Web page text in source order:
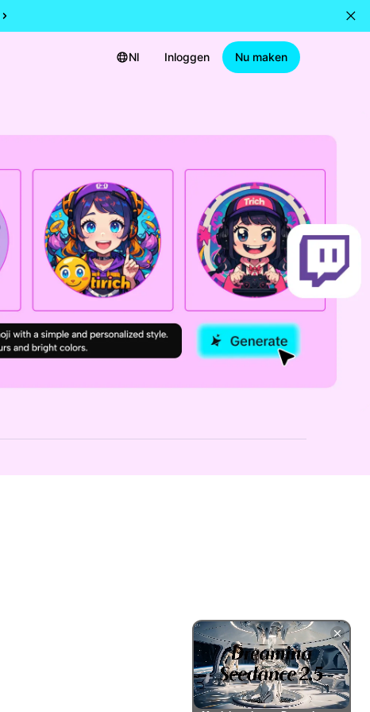
Nl Inloggen
Nu maken